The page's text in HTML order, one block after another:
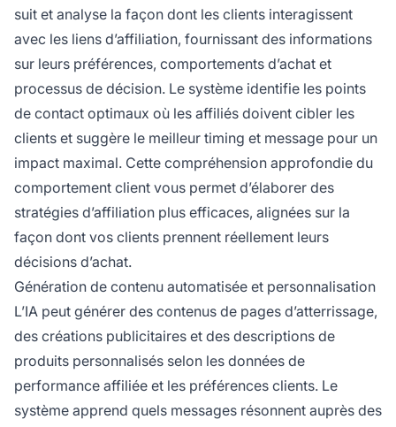
suit et analyse la façon dont les clients interagissent
avec les liens d’affiliation, fournissant des informations
sur leurs préférences, comportements d’achat et
processus de décision. Le système identifie les points
de contact optimaux où les affiliés doivent cibler les
clients et suggère le meilleur timing et message pour un
impact maximal. Cette compréhension approfondie du
comportement client vous permet d’élaborer des
stratégies d’affiliation plus efficaces, alignées sur la
façon dont vos clients prennent réellement leurs
décisions d’achat.
Génération de contenu automatisée et personnalisation
L’IA peut générer des contenus de pages d’atterrissage,
des créations publicitaires et des descriptions de
produits personnalisés selon les données de
performance affiliée et les préférences clients. Le
système apprend quels messages résonnent auprès des